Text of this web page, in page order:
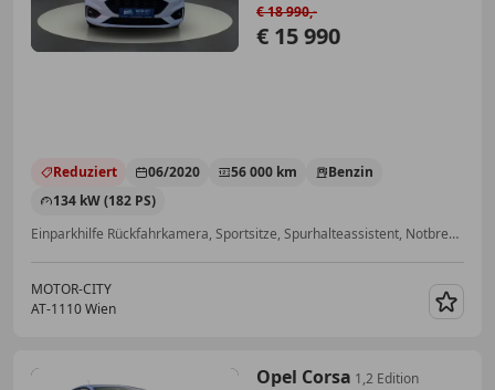
€ 15 990
€ 18 990,-
Reduziert 06/2020 56 000 km
Benzin
134 kW (182 PS)
Einparkhilfe Rückfahrkamera, Sportsitze, Spurhalteassistent, Notbremsassistent, Dachreling, ABS, Alufelgen, Induktionsladen für Smartphones
MOTOR-CITY
AT-1110 Wien
Opel Corsa 1,2 Edition